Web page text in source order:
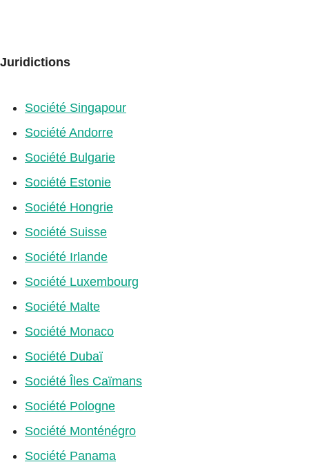
Juridictions
Société Singapour
Société Andorre
Société Bulgarie
Société Estonie
Société Hongrie
Société Suisse
Société Irlande
Société Luxembourg
Société Malte
Société Monaco
Société Dubaï
Société Îles Caïmans
Société Pologne
Société Monténégro
Société Panama